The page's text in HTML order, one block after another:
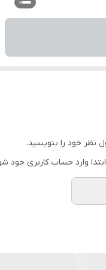
نظر خود را بنویسید.
وارد حساب کاربری خود